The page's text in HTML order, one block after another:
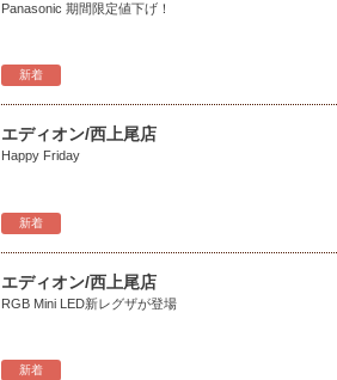
新着
Panasonic 期間限定値下げ！
新着
エディオン/西上尾店
Happy Friday
新着
エディオン/西上尾店
RGB Mini LED新レグザが登場